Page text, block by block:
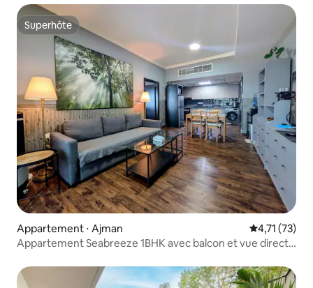
Superhôte
Superhôte
Appartement ⋅ Ajman Évaluation
4,71 (73)
Appartement Seabreeze 1BHK avec balcon et vue directe